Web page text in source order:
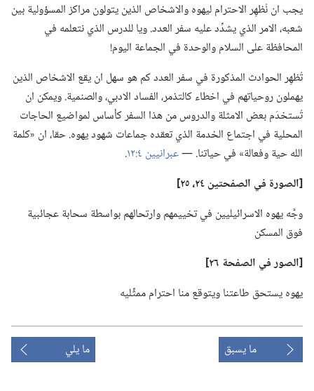
يجب ان نُظهِر الاحترام ليهوه والاشخاص الذين يتولون مراكز المسؤولية بين
شعبه،‏ الامر الذي يشدِّد عليه سفر العدد.‏ ويا للدرس الذي نتعلمه في
المحافظة على السلام والوحدة في الجماعة اليوم!‏
تُظهِر الحوادث المذكورة في سفر العدد كم هو سهل ان يقع الاشخاص الذين
يهملون روحياتهم في اخطاء كالتذمر،‏ الفساد الادبي،‏ والصنمية.‏ ويمكن ان
تُستخدَم بعض الامثلة والدروس من هذا السفر كأساس لمواضيع الحاجات
المحلية في اجتماع الخدمة الذي تعقده جماعات شهود يهوه.‏ حقا،‏ ان «كلمة
الله حية وفعالة» في حياتنا.‏ —‏عبرانيين ٤:‏١٢
‏.‏
‏[الصورة في الصفحتين ٢٤،‏ ٢٥]‏
وجَّه يهوه الاسرائيليين في تخييمهم وارتحالهم بواسطة سحابة عجائبية
فوق المسكن
‏[الصورفي الصفحة ٢٦]‏
يهوه يستحق طاعتنا ويتوقع منا احترام ممثِّليه
ما يسبق ما يلي